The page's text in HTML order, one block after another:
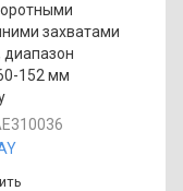
захватами
152 мм